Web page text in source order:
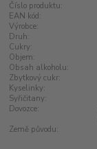
Číslo produktu:
EAN kód:
Výrobce:
Druh:
Cukry:
Objem:
Obsah alkoholu:
Zbytkový cukr:
Kyselinky:
Syřičitany:
Dovozce:
Země původu: